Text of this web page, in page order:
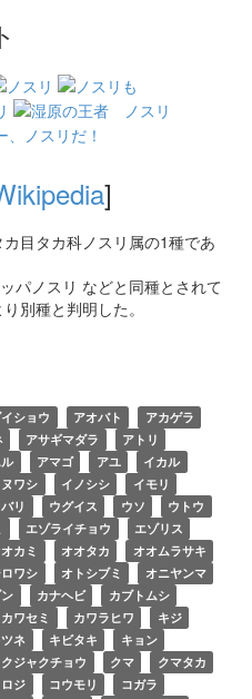
]
カ目タカ科ノスリ属の1種であ
パノスリ などと同種とされて
別種と判明した。
ショウ アオバト
アカゲラ
アサギマダラ
アトリ
アマゴ アユ
イカル
ワシ イノシシ
イモリ
リ ウグイス ウソ
ウトウ
エゾライチョウ
エゾリス
カミ オオタカ
オオムラサキ
ワシ オトシブミ
オニヤンマ
カナヘビ
カブトムシ
カワセミ カワラヒワ
キジ
ネ キビタキ
キョン
クジャクチョウ クマ
クマタカ
ジ コウモリ
コガラ